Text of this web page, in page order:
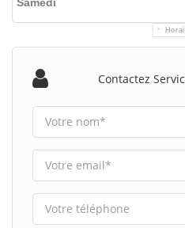
Contactez